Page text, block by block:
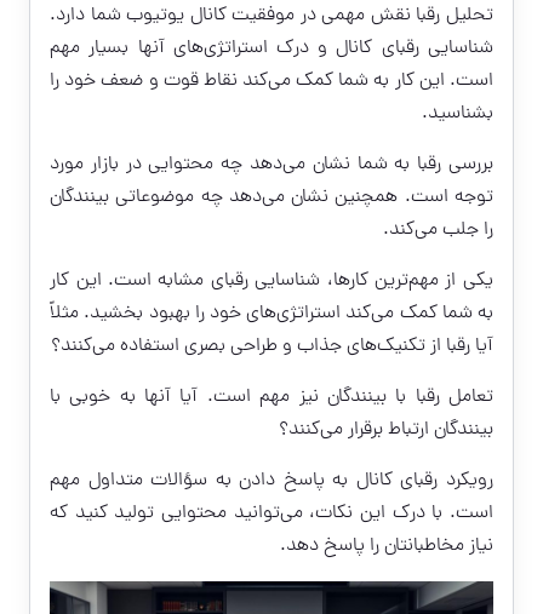
تحلیل رقبا نقش مهمی در موفقیت کانال یوتیوب شما دارد.
شناسایی رقبای کانال و درک استراتژی‌های آنها بسیار مهم
است. این کار به شما کمک می‌کند نقاط قوت و ضعف خود را
بشناسید.
بررسی رقبا به شما نشان می‌دهد چه محتوایی در بازار مورد
توجه است. همچنین نشان می‌دهد چه موضوعاتی بینندگان
را جلب می‌کند.
یکی از مهم‌ترین کارها، شناسایی رقبای مشابه است. این کار
به شما کمک می‌کند استراتژی‌های خود را بهبود بخشید. مثلاً
آیا رقبا از تکنیک‌های جذاب و طراحی بصری استفاده می‌کنند؟
تعامل رقبا با بینندگان نیز مهم است. آیا آنها به خوبی با
بینندگان ارتباط برقرار می‌کنند؟
رویکرد رقبای کانال به پاسخ دادن به سؤالات متداول مهم
است. با درک این نکات، می‌توانید محتوایی تولید کنید که
نیاز مخاطبانتان را پاسخ دهد.